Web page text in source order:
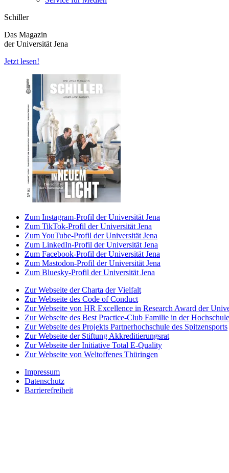
Schiller
Das Magazin
der Universität Jena
Jetzt lesen!
Zum Instagram-Profil der Universität Jena
Zum TikTok-Profil der Universität Jena
Zum YouTube-Profil der Universität Jena
Zum LinkedIn-Profil der Universität Jena
Zum Facebook-Profil der Universität Jena
Zum Mastodon-Profil der Universität Jena
Zum Bluesky-Profil der Universität Jena
Zur Webseite der Charta der Vielfalt
Zur Webseite des Code of Conduct
Zur Webseite von HR Excellence in Research Award der
Zur Webseite des Best Practice-Club Familie in der Hochschule
Zur Webseite des Projekts Partnerhochschule des Spitzensports
Zur Webseite der Stiftung Akkreditierungsrat
Zur Webseite der Initiative Total E-Quality
Zur Webseite von Weltoffenes Thüringen
Impressum
Datenschutz
Barrierefreiheit